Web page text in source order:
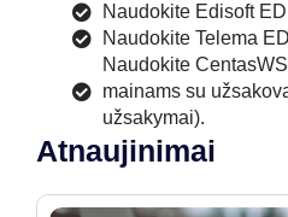
Naudokite Edisoft EDI
Naudokite Telema EDI
Naudokite
mainams su
užsakymai).
Atnaujinimai